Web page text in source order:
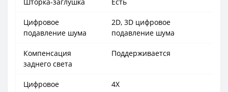
Цифровое
подавление шума
2D, 3D цифровое
подавление шума
Компенсация
заднего света
Поддерживается
Цифровое
4X